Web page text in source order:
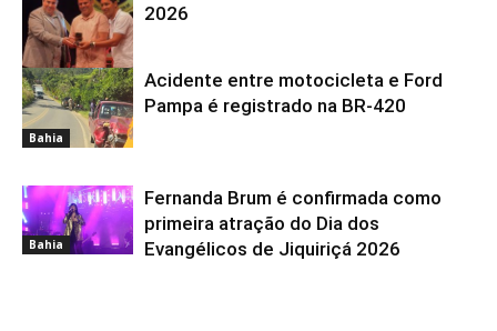
Bahia
2026
Bahia
Acidente entre motocicleta e Ford
Pampa é registrado na BR-420
Bahia
Fernanda Brum é confirmada como
primeira atração do Dia dos
Evangélicos de Jiquiriçá 2026